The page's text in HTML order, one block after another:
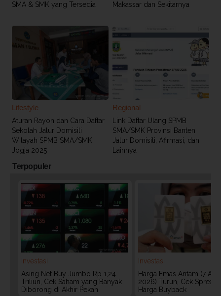
SMA & SMK yang Tersedia
Makassar dan Sekitarnya
Lifestyle
Aturan Rayon dan Cara Daftar
Sekolah Jalur Domisili
Wilayah SPMB SMA/SMK
Jogja 2025
Regional
Link Daftar Ulang SPMB
SMA/SMK Provinsi Banten
Jalur Domisili, Afirmasi, dan
Lainnya
Terpopuler
Investasi
Asing Net Buy Jumbo Rp 1,24
Triliun, Cek Saham yang Banyak
Diborong di Akhir Pekan
Investasi
Harga Emas Antam (7
2026) Turun, Cek Spread
Harga Buyback